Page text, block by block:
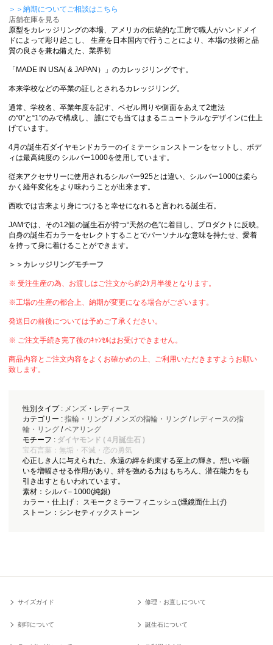
＞＞納期についてご相談はこちら
店舗在庫を見る
原型をカレッジリングの本場、アメリカの伝統的な工房で職人がハンドメイ
ドによって彫り起こし、 生産を日本国内で行うことにより、本場の技術と品
質の良さを兼ね備えた、業界初
「MADE IN USA( & JAPAN）」のカレッジリングです。
本来学校などの卒業の証しとされるカレッジリング。
通常、学校名、卒業年度を記す、ベゼル周りや側面をあえて2進法
の“0”と“1”のみで構成し、 誰にでも当てはまるニュートラルなデザインに仕上
げています。
4月の誕生石ダイヤモンドカラーのイミテーションストーンをセットし、ボデ
ィは最高純度の シルバー1000を使用しています。
従来アクセサリーに使用されるシルバー925とは違い、シルバー1000は柔ら
かく経年変化をより味わうことが出来ます。
西欧では古来より身につけると幸せになれると言われる誕生石。
JAMでは、その12個の誕生石が持つ“天然の色”に着目し、プロダクトに反映。
自身の誕生石カラーをセレクトすることでパーソナルな意味を持たせ、愛着
を持って身に着けることができます。
＞＞カレッジリングモチーフ
※ 受注生産の為、お渡しはご注文から約2ｹ月半後となります。
※工場の生産の都合上、納期が変更になる場合がございます。
発送日の前後については予めご了承ください。
※ ご注文手続き完了後のｷｬﾝｾﾙはお受けできません。
商品内容とご注文内容をよくお確かめの上、ご利用いただきますようお願い
致します。
性別タイプ : メンズ・ レディース
カテゴリー : 指輪・リング/ メンズの指輪・リング/ レディースの指
輪・リング/ペアリング
モチーフ : ダイヤモンド ( 4月誕生石 )
宝石言葉：無垢・不滅・恋の勇気
心正しき人に与えられた、永遠の絆を約束する至上の輝き。想いや願
いを増幅させる作用があり、絆を強める力はもちろん、潜在能力をも
引き出すともいわれています。
素材：シルバ－1000(純銀)
カラー・仕上げ： スモークミラーフィニッシュ(燻鏡面仕上げ)
ストーン：シンセティックストーン
サイズガイド 修理・お直しについて
刻印について 誕生石について